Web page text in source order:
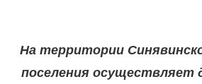
На территории
поселения осуществляет